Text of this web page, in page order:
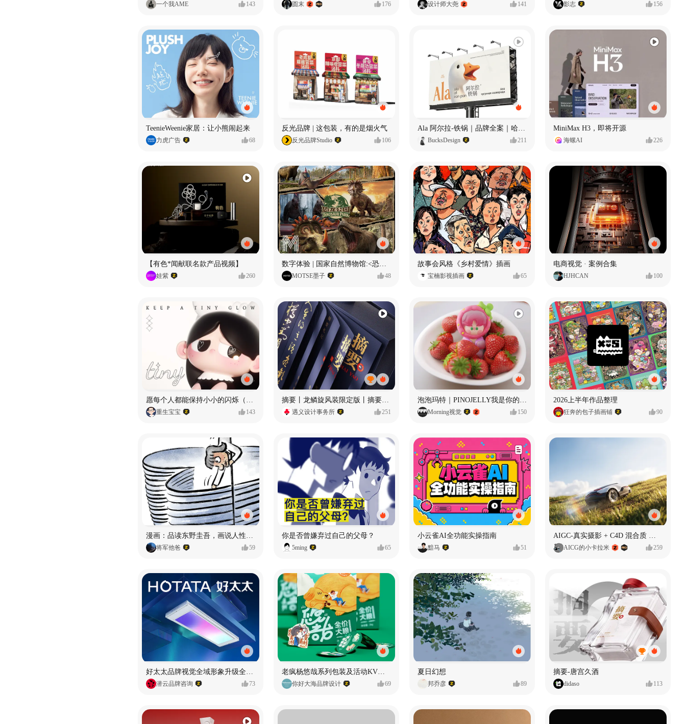
一个我AME 143 圆末 176 设计师大尧 141 影志 156
TeenieWeenie家居：让小熊闹起来
力虎广告 68
反光品牌 | 这包装，有的是烟火气
反光品牌Studio 106 BucksDesign 211
MiniMax H3，即将开源
海螺AI 226
【有色*闻献联名款产品视频】
娃紫 260
数字体验 | 国家自然博物馆:<恐龙公园>沉浸特展
MOTSE墨子 48
故事会风格《乡村爱情》插画
宝楠影视插画 65
电商视觉 · 案例合集
HJHCAN 100
重生宝宝 143 遇义设计事务所 251 Morning视觉 150
2026上半年作品整理
狂奔的包子插画铺 90
漫画：品读东野圭吾，画说人性百态
将军他爸 59
你是否曾嫌弃过自己的父母？
5ming 65
小云雀AI全功能实操指南
黯马 51
AIGC-真实摄影 + C4D 混合质 能让 AI 产品图更好吗?
AICG的小卡拉米 259
潜云品牌咨询 73 你好大海品牌设计 69
夏日幻想
邦乔彦 89
摘要-唐宫久酒
didaso 113